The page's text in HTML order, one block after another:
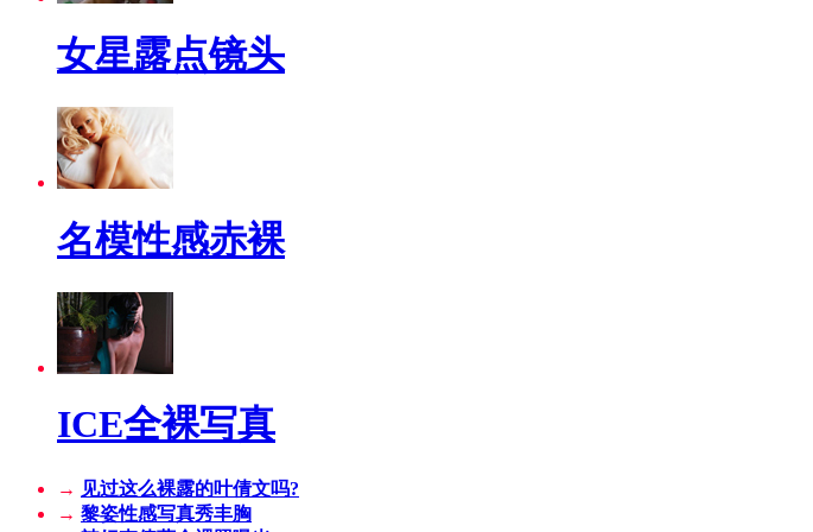
女星露点镜头
名模性感赤裸
ICE全裸写真
→ 见过这么裸露的叶倩文吗?
→ 黎姿性感写真秀丰胸